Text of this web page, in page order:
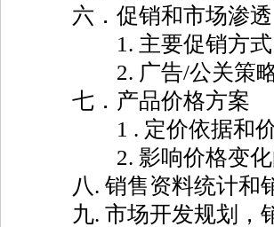
六．促销和市场渗透
1. 主要促销方式
2. 广告/公关策略
七．产品价格方案
1 . 定价依据和价
2. 影响价格变化的
八. 销售资料统计和
九. 市场开发规划，